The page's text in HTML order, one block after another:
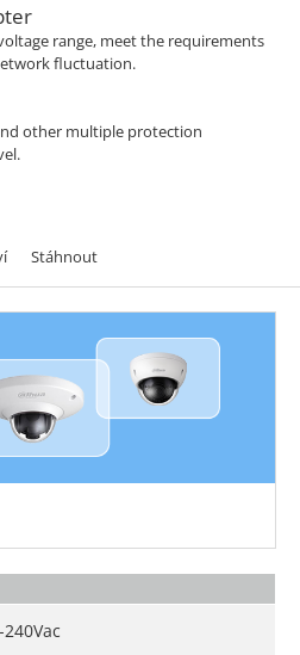
range, meet the requirements
fluctuation.
other multiple protection
Stáhnout